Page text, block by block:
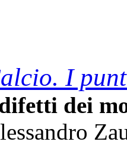
I
dei